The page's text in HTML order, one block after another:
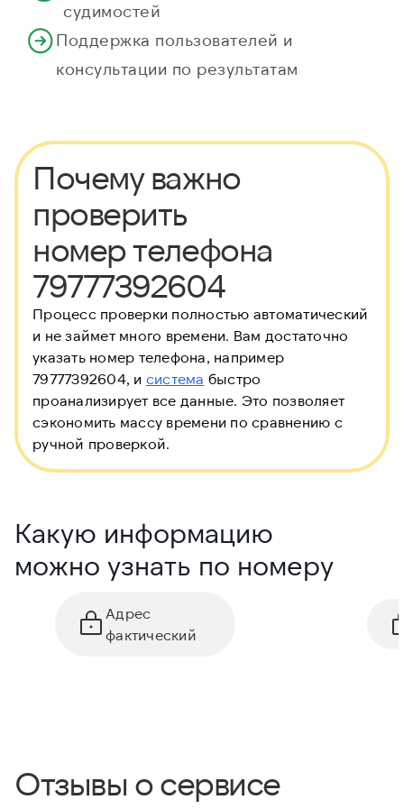
судимостей
Поддержка пользователей и
консультации по результатам
Почему важно
проверить
номер телефона
79777392604
Процесс проверки полностью автоматический
и не займет много времени. Вам достаточно
указать номер телефона, например
79777392604, и система быстро
проанализирует все данные. Это позволяет
сэкономить массу времени по сравнению с
ручной проверкой.
Какую информацию
можно узнать по номеру
Адрес
фактический
Отзывы о сервисе